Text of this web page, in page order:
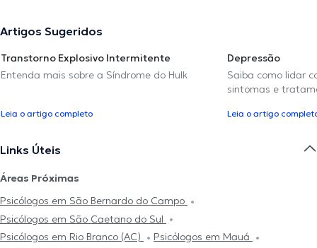
Artigos Sugeridos
Transtorno Explosivo Intermitente
Entenda mais sobre a Síndrome do Hulk
Leia o artigo completo
Depressão
Saiba como lidar
sintomas e
Leia o artigo
Links Úteis
Áreas Próximas
Psicólogos em São Bernardo do Campo
Psicólogos em São Caetano do Sul
Psicólogos em Rio Branco (AC)
Psicólogos em Mauá